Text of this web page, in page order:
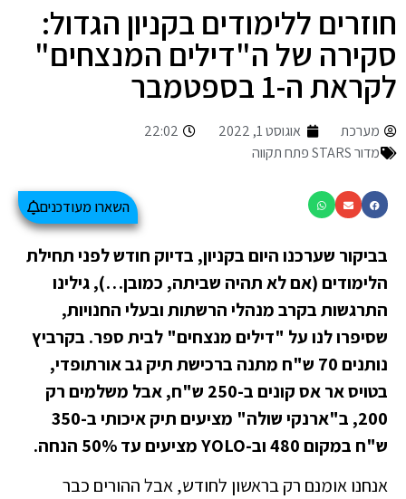
חוזרים ללימודים בקניון הגדול:
סקירה של ה"דילים המנצחים"
לקראת ה-1 בספטמבר
מערכת אוגוסט 1, 2022
22:02
מדור STARS פתח תקווה
השארו מעודכנים
בביקור שערכנו היום בקניון, בדיוק חודש לפני תחילת
הלימודים (אם לא תהיה שביתה, כמובן…), גילינו
התרגשות בקרב מנהלי הרשתות ובעלי החנויות,
שסיפרו לנו על "דילים מנצחים" לבית ספר. בקרביץ
נותנים 70 ש"ח מתנה ברכישת תיק גב אורתופדי,
בטויס אר אס קונים ב-250 ש"ח, אבל משלמים רק
200, ב"ארנקי שולה" מציעים תיק איכותי ב-350
ש"ח במקום 480 וב-YOLO מציעים עד 50% הנחה.
אנחנו אומנם רק בראשון לחודש, אבל ההורים כבר